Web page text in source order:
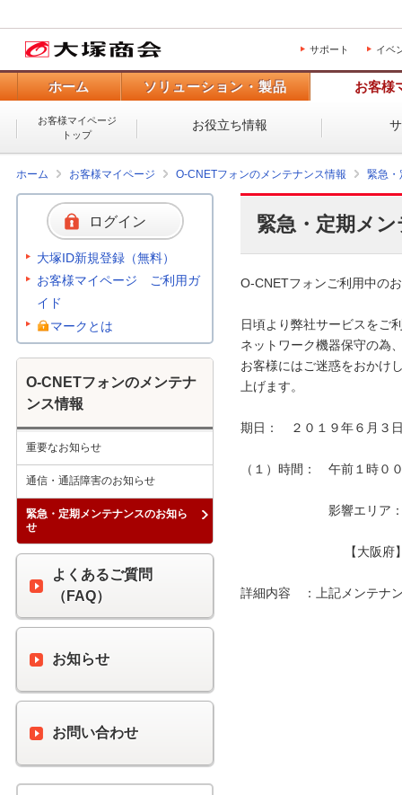
サポート イベ
ホーム ソリューション・製品 お客様
お客様マイページ
トップ
お役立ち情報
ホーム お客様マイページ O-CNETフォンのメンテナンス情報 緊急・
緊急・定期メ
O-CNETフォンご利用中の
日頃より弊社サービスをご
ネットワーク機器保守の為
お客様にはご迷惑をおかけ
上げます。
期日：　２０１９年６月３
（１）時間：　午前１時０
影響エリア：　下記
【大阪府】　豊
詳細内容　：上記メンテナ
ログイン
大塚ID新規登録（無料）
お客様マイページ ご利用ガ
イド
マークとは
O-CNETフォンのメンテナ
ンス情報
重要なお知らせ
通信・通話障害のお知らせ
緊急・定期メンテナンスのお知ら
せ
よくあるご質問
（FAQ）
お知らせ
お問い合わせ